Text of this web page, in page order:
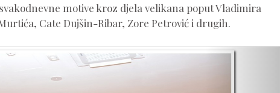
motive kroz djela velikana poput Vladimira
Cate Dujšin-Ribar, Zore Petrović i drugih.